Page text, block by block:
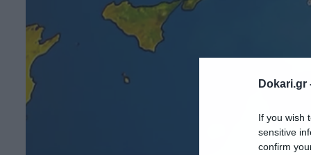
Dokari.gr
If you wish
sensitive
confirm